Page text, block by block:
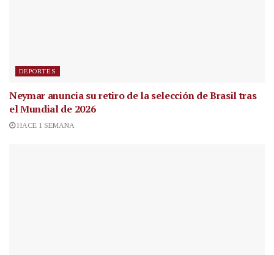
DEPORTES
Neymar anuncia su retiro de la selección de Brasil tras
el Mundial de 2026
HACE 1 SEMANA